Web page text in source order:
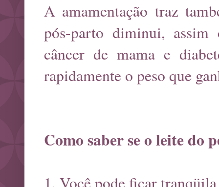
A amamentação traz
pós-parto diminui, assim
câncer de mama e
rapidamente o peso que
Como saber se o leite do
1. Você pode ficar